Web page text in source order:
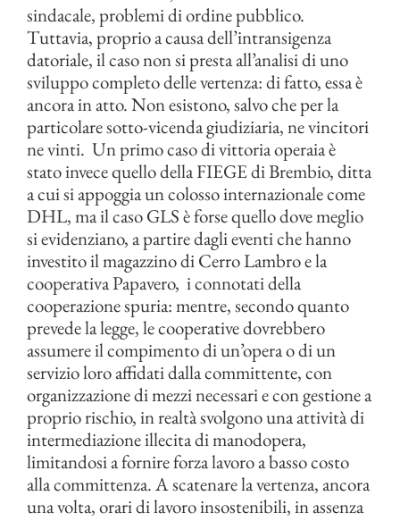
sindacale, problemi di ordine pubblico.
Tuttavia, proprio a causa dell’intransigenza
datoriale, il caso non si presta all’analisi di uno
sviluppo completo delle vertenza: di fatto, essa è
ancora in atto. Non esistono, salvo che per la
particolare sotto-vicenda giudiziaria, ne vincitori
ne vinti. Un primo caso di vittoria operaia è
stato invece quello della FIEGE di Brembio, ditta
a cui si appoggia un colosso internazionale come
DHL, ma il caso GLS è forse quello dove meglio
si evidenziano, a partire dagli eventi che hanno
investito il magazzino di Cerro Lambro e la
cooperativa Papavero, i connotati della
cooperazione spuria: mentre, secondo quanto
prevede la legge, le cooperative dovrebbero
assumere il compimento di un’opera o di un
servizio loro affidati dalla committente, con
organizzazione di mezzi necessari e con gestione a
proprio rischio, in realtà svolgono una attività di
intermediazione illecita di manodopera,
limitandosi a fornire forza lavoro a basso costo
alla committenza. A scatenare la vertenza, ancora
una volta, orari di lavoro insostenibili, in assenza